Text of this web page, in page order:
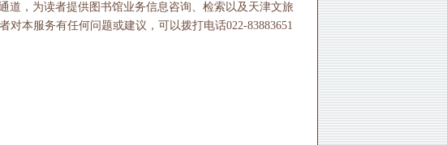
道，为读者提供图书馆业务信息咨询、检索以及天津文旅
本服务有任何问题或建议，可以拨打电话022-83883651